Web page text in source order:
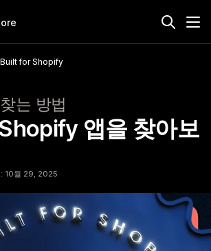
Built for Shopify
는 방법
앱을 찾아보
: 10월 29, 2025